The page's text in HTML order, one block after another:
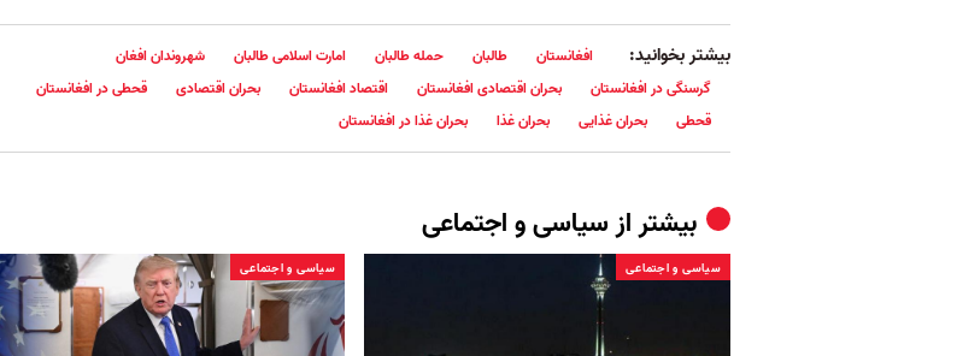
بیشتر بخوانید: افغانستان طالبان حمله طالبان امارت اسلامی طالبان
شهروندان افغان
گرسنگی در افغانستان
بحران اقتصادی افغانستان اقتصاد افغانستان بحران اقتصادی
قحطی در افغانستان
قحطی
بحران غذایی بحران غذا بحران غذا در افغانستان
بیشتر ازسیاسی و اجتماعی
سیاسی و اجتماعی سیاسی و اجتماعی